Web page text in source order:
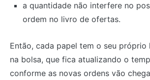
a quantidade não interfere no
ordem no livro de ofertas.
Então, cada papel tem o seu
na bolsa, que fica atualizando o
conforme as novas ordens vão